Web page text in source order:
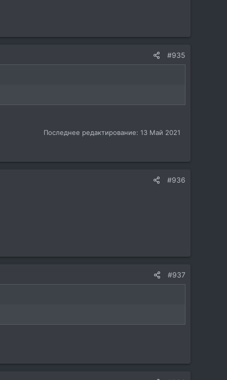
#935
Последнее редактирование: 13 Май 2021
#936
#937